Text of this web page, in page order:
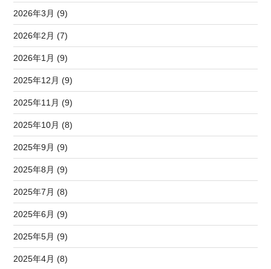
2026年3月 (9)
2026年2月 (7)
2026年1月 (9)
2025年12月 (9)
2025年11月 (9)
2025年10月 (8)
2025年9月 (9)
2025年8月 (9)
2025年7月 (8)
2025年6月 (9)
2025年5月 (9)
2025年4月 (8)